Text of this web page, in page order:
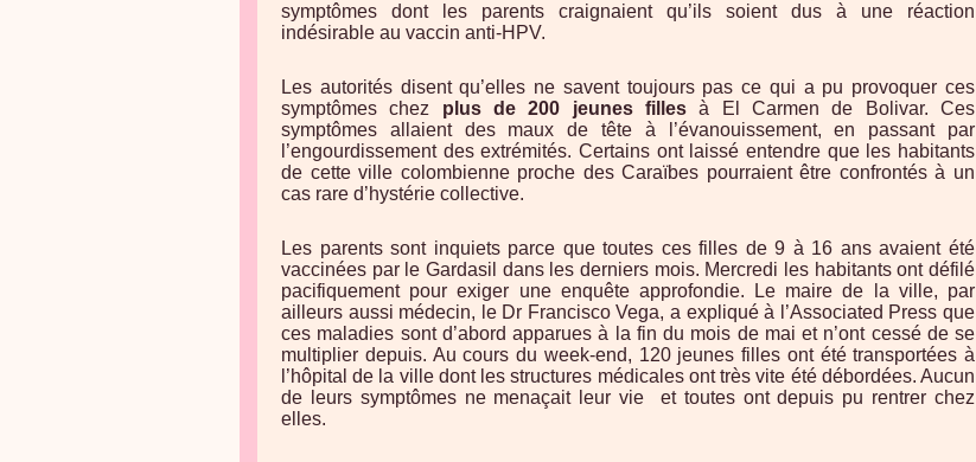
symptômes dont les parents craignaient qu’ils soient dus à une réaction
indésirable au vaccin anti-HPV.
Les autorités disent qu’elles ne savent toujours pas ce qui a pu provoquer ces
symptômes chez plus de 200 jeunes filles à El Carmen de Bolivar. Ces
symptômes allaient des maux de tête à l’évanouissement, en passant par
l’engourdissement des extrémités. Certains ont laissé entendre que les habitants
de cette ville colombienne proche des Caraïbes pourraient être confrontés à un
cas rare d’hystérie collective.
Les parents sont inquiets parce que toutes ces filles de 9 à 16 ans avaient été
vaccinées par le Gardasil dans les derniers mois. Mercredi les habitants ont défilé
pacifiquement pour exiger une enquête approfondie. Le maire de la ville, par
ailleurs aussi médecin, le Dr Francisco Vega, a expliqué à l’Associated Press que
ces maladies sont d’abord apparues à la fin du mois de mai et n’ont cessé de se
multiplier depuis. Au cours du week-end, 120 jeunes filles ont été transportées à
l’hôpital de la ville dont les structures médicales ont très vite été débordées. Aucun
de leurs symptômes ne menaçait leur vie et toutes ont depuis pu rentrer chez
elles.